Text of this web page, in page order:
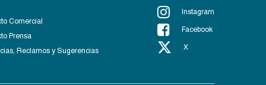
Comercial
Prensa
Reclamos y Sugerencias
Instagram
Facebook
X